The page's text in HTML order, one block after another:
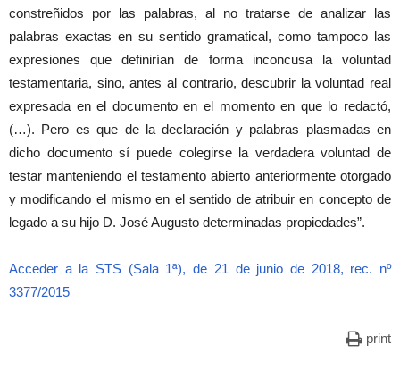
constreñidos por las palabras, al no tratarse de analizar las
palabras exactas en su sentido gramatical, como tampoco las
expresiones que definirían de forma inconcusa la voluntad
testamentaria, sino, antes al contrario, descubrir la voluntad real
expresada en el documento en el momento en que lo redactó,
(…). Pero es que de la declaración y palabras plasmadas en
dicho documento sí puede colegirse la verdadera voluntad de
testar manteniendo el testamento abierto anteriormente otorgado
y modificando el mismo en el sentido de atribuir en concepto de
legado a su hijo D. José Augusto determinadas propiedades”.
Acceder a la STS (Sala 1ª), de 21 de junio de 2018, rec. nº
3377/2015
print